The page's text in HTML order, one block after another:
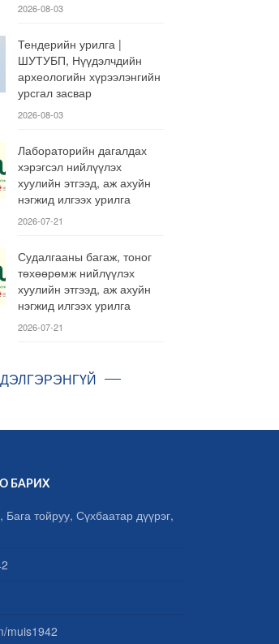
2026-08-03
Тендерийн урилга |
ШУТУБП, Нүүдэлчдийн
археологийн хүрээлэнгийн
урсгал засвар
2026-08-03
Лабораторийн дагалдах
хэрэгсэл нийлүүлэх
хуулийн этгээд, аж ахуйн
нэгжид илгээх урилга
2026-07-21
Судалгааны багаж, тоног
төхөөрөмж нийлүүлэх
хуулийн этгээд, аж ахуйн
нэгжид илгээх урилга
2026-07-21
ДЭЛГЭРЭНГҮЙ
БАРИХ
тойруу, Сүхбаатар дүүрэг,
muis1942